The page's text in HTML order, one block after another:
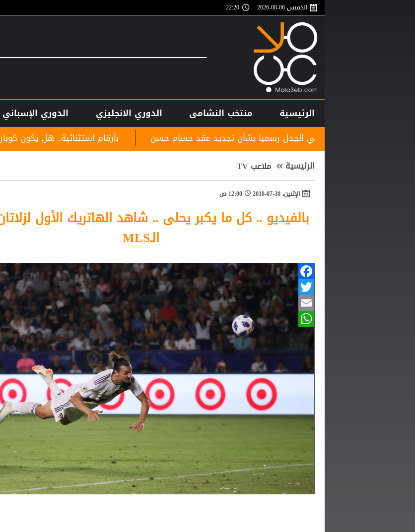
الخميس 06-08-2026 22:20
الرئيسية منتخب النشامى الدوري الانجليزي الدوري الإسباني
بأرقام استثنائية.. هل يكون كوبارسي مفاجأة المصري ينهي الجدل رسميا بشأن تجديد عقد حسام حسن
الرئيسية ملاعب TV
الإثنين، 30-07-2018 12:00 ص
بالفيديو .. كل ما يكبر يحلى .. شاهد الهاتريك الأول
الـMLS
Facebook
Twitter
Email
WhatsApp